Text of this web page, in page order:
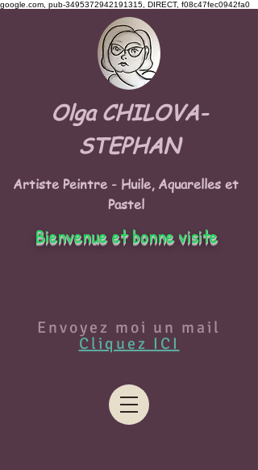
google.com, pub-3495372942191315, DIRECT, f08c47fec0942fa0
Olga CHILOVA-
STEPHAN
Artiste Peintre - Huile, Aquarelles et
Pastel
Envoyez moi un mail
Cliquez ICI
Bienvenue et bonne visite